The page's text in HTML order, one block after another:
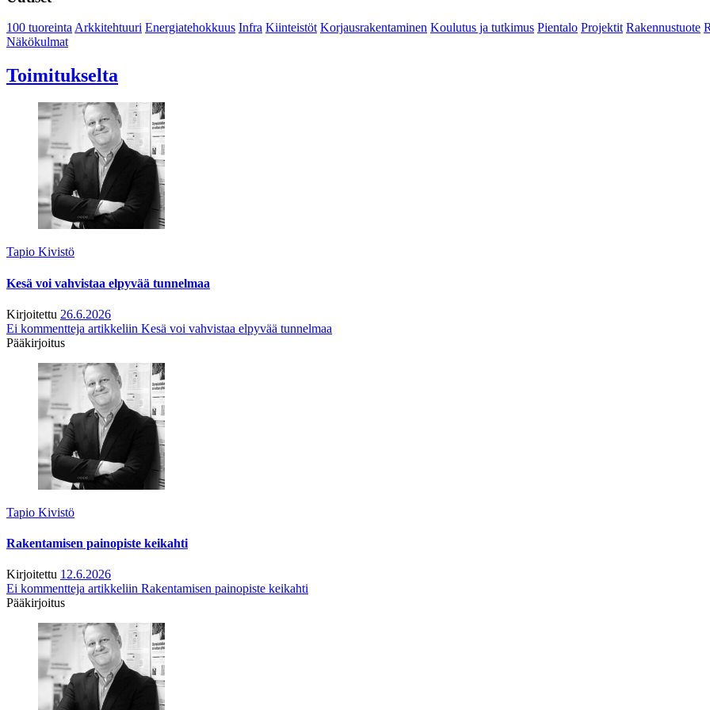
100 tuoreintaArkkitehtuuri Energiatehokkuus Infra Kiinteistöt Korjausrakentaminen Koulutus ja tutkimus Pientalo Projektit Rakennustuote
Näkökulmat
Toimitukselta
Tapio Kivistö
Kesä voi vahvistaa elpyvää tunnelmaa
Kirjoitettu 26.6.2026
Ei kommentteja artikkeliin Kesä voi vahvistaa elpyvää tunnelmaa
Pääkirjoitus
Tapio Kivistö
Rakentamisen painopiste keikahti
Kirjoitettu 12.6.2026
Ei kommentteja artikkeliin Rakentamisen painopiste keikahti
Pääkirjoitus